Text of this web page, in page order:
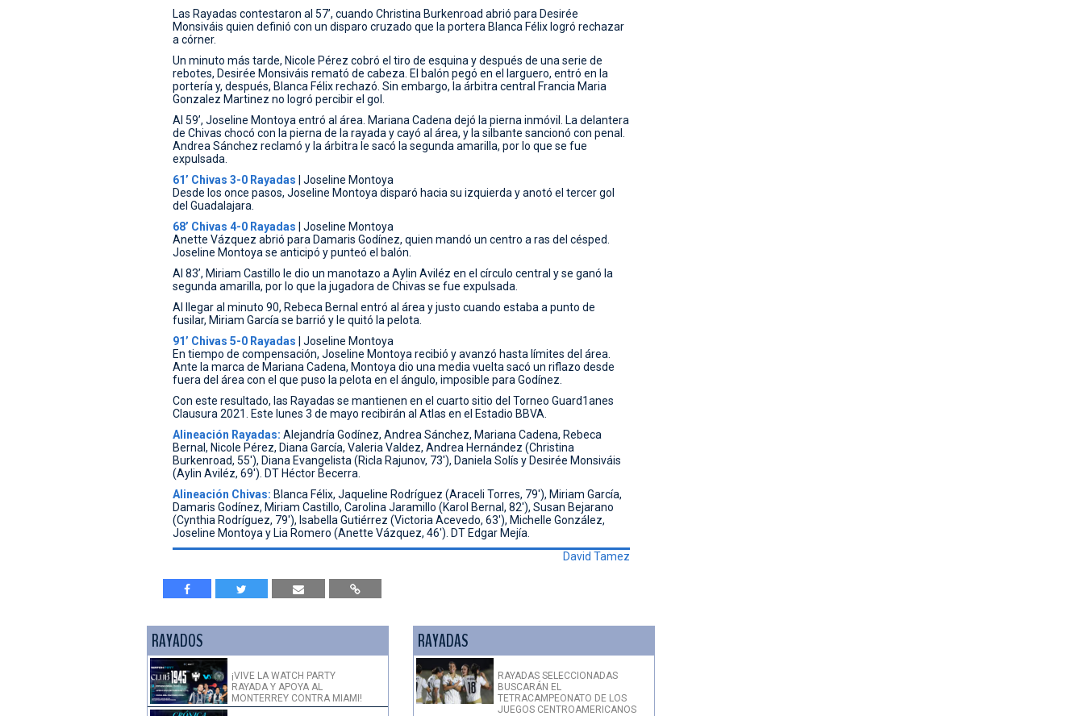
Las Rayadas contestaron al 57’, cuando Christina Burkenroad abrió para Desirée
Monsiváis quien definió con un disparo cruzado que la portera Blanca Félix logró rechazar
a córner.
Un minuto más tarde, Nicole Pérez cobró el tiro de esquina y después de una serie de
rebotes, Desirée Monsiváis remató de cabeza. El balón pegó en el larguero, entró en la
portería y, después, Blanca Félix rechazó. Sin embargo, la árbitra central Francia Maria
Gonzalez Martinez no logró percibir el gol.
Al 59’, Joseline Montoya entró al área. Mariana Cadena dejó la pierna inmóvil. La delantera
de Chivas chocó con la pierna de la rayada y cayó al área, y la silbante sancionó con penal.
Andrea Sánchez reclamó y la árbitra le sacó la segunda amarilla, por lo que se fue
expulsada.
61’ Chivas 3-0 Rayadas | Joseline Montoya
Desde los once pasos, Joseline Montoya disparó hacia su izquierda y anotó el tercer gol
del Guadalajara.
68’ Chivas 4-0 Rayadas | Joseline Montoya
Anette Vázquez abrió para Damaris Godínez, quien mandó un centro a ras del césped.
Joseline Montoya se anticipó y punteó el balón.
Al 83’, Miriam Castillo le dio un manotazo a Aylin Aviléz en el círculo central y se ganó la
segunda amarilla, por lo que la jugadora de Chivas se fue expulsada.
Al llegar al minuto 90, Rebeca Bernal entró al área y justo cuando estaba a punto de
fusilar, Miriam García se barrió y le quitó la pelota.
91’ Chivas 5-0 Rayadas | Joseline Montoya
En tiempo de compensación, Joseline Montoya recibió y avanzó hasta límites del área.
Ante la marca de Mariana Cadena, Montoya dio una media vuelta sacó un riflazo desde
fuera del área con el que puso la pelota en el ángulo, imposible para Godínez.
Con este resultado, las Rayadas se mantienen en el cuarto sitio del Torneo Guard1anes
Clausura 2021. Este lunes 3 de mayo recibirán al Atlas en el Estadio BBVA.
Alineación Rayadas: Alejandría Godínez, Andrea Sánchez, Mariana Cadena, Rebeca
Bernal, Nicole Pérez, Diana García, Valeria Valdez, Andrea Hernández (Christina
Burkenroad, 55'), Diana Evangelista (Ricla Rajunov, 73'), Daniela Solís y Desirée Monsiváis
(Aylin Aviléz, 69'). DT Héctor Becerra.
Alineación Chivas: Blanca Félix, Jaqueline Rodríguez (Araceli Torres, 79'), Miriam García,
Damaris Godínez, Miriam Castillo, Carolina Jaramillo (Karol Bernal, 82'), Susan Bejarano
(Cynthia Rodríguez, 79'), Isabella Gutiérrez (Victoria Acevedo, 63'), Michelle González,
Joseline Montoya y Lia Romero (Anette Vázquez, 46'). DT Edgar Mejía.
David Tamez
RAYADOS
¡VIVE LA WATCH PARTY
RAYADA Y APOYA AL
MONTERREY CONTRA MIAMI!
RAYADAS
RAYADAS SELECCIONADAS
BUSCARÁN EL
TETRACAMPEONATO DE LOS
JUEGOS CENTROAMERICANOS